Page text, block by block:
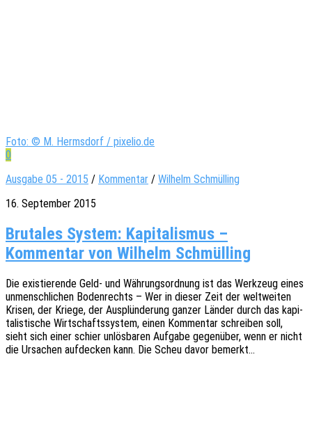
Foto: © M. Hermsdorf / pixelio.de
0
Ausgabe 05 - 2015 / Kommentar / Wilhelm Schmülling
16. September 2015
Brutales System: Kapitalismus –
Kommentar von Wilhelm Schmülling
Die exis­tie­ren­de Geld- und Währungs­ord­nung ist das Werk­zeug eines
unmensch­li­chen Boden­rechts – Wer in dieser Zeit der welt­wei­ten
Krisen, der Kriege, der Ausplün­de­rung ganzer Länder durch das kapi­
ta­lis­ti­sche Wirt­schafts­sys­tem, einen Kommen­tar schrei­ben soll,
sieht sich einer schier unlös­ba­ren Aufga­be gegen­über, wenn er nicht
die Ursa­chen aufde­cken kann. Die Scheu davor bemerkt…